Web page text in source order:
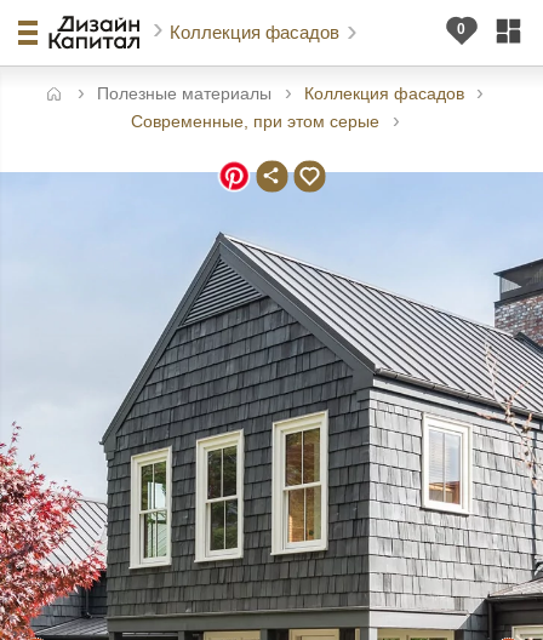
Коллекция фасадов
Полезные материалы
Коллекция фасадов
Современные, при этом серые